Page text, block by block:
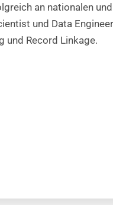
an nationalen
und Data
und Record Linkage.